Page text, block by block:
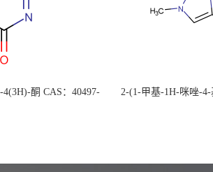
酮 CAS：40497-
2-(1-甲基-1H-咪唑-